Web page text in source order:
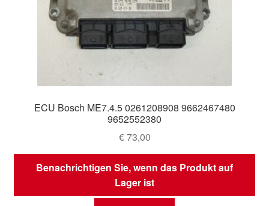
ECU Bosch ME7.4.5 0261208908 9662467480
9652552380
€73,00
Benachrichtigen Sie, wenn das Produkt auf
Lager ist